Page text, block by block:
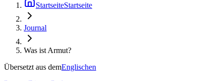
StartseiteStartseite
Journal
Was ist Armut?
Übersetzt aus demEnglischen